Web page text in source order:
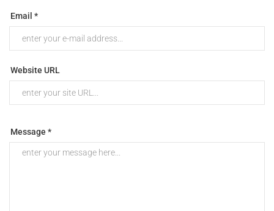
Email *
Website URL
Message *